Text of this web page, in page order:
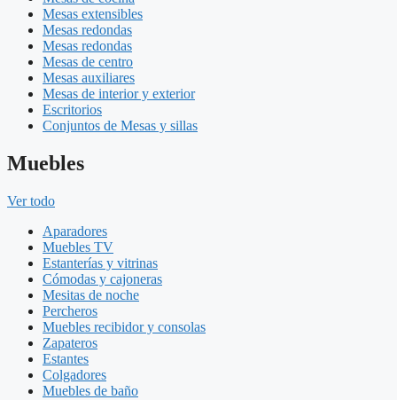
Mesas extensibles
Mesas redondas
Mesas redondas
Mesas de centro
Mesas auxiliares
Mesas de interior y exterior
Escritorios
Conjuntos de Mesas y sillas
Muebles
Ver todo
Aparadores
Muebles TV
Estanterías y vitrinas
Cómodas y cajoneras
Mesitas de noche
Percheros
Muebles recibidor y consolas
Zapateros
Estantes
Colgadores
Muebles de baño